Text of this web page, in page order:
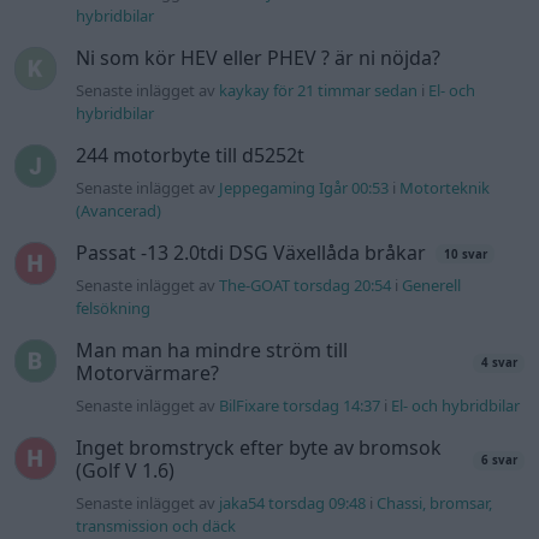
hybridbilar
Ni som kör HEV eller PHEV ? är ni nöjda?
Senaste inlägget av kaykay för 21 timmar sedan i El- och
hybridbilar
244 motorbyte till d5252t
Senaste inlägget av Jeppegaming Igår 00:53 i Motorteknik
(Avancerad)
Passat -13 2.0tdi DSG Växellåda bråkar 10 svar
Senaste inlägget avThe-GOAT torsdag 20:54 i Generell
felsökning
Man man ha mindre ström till
Motorvärmare?
4 svar
Senaste inlägget av BilFixare torsdag 14:37 i El- och hybridbilar
Inget bromstryck efter byte av bromsok
(Golf V 1.6)
6 svar
Senaste inlägget av jaka54 torsdag 09:48 i Chassi, bromsar,
transmission och däck